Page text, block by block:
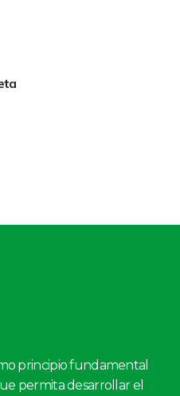
principio fundamental
permita desarrollar el